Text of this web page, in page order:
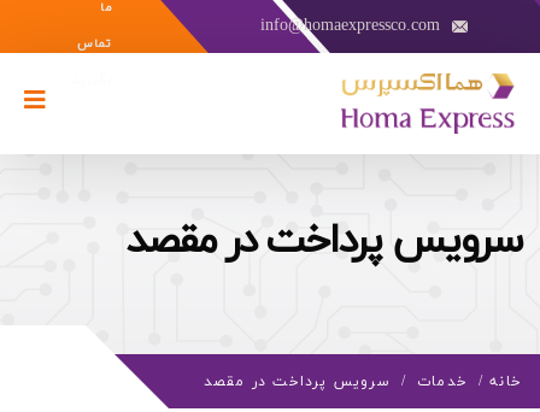
info@homaexpressco.com
ما
تماس
سرویس پرداخت در مقصد
خانه / خدمات / سرویس پرداخت در مقصد